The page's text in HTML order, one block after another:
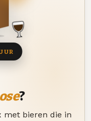
?
met bieren die in